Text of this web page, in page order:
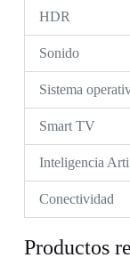
HDR
Sonido
Sistema
Smart TV
Inteligencia
Conectividad
Productos